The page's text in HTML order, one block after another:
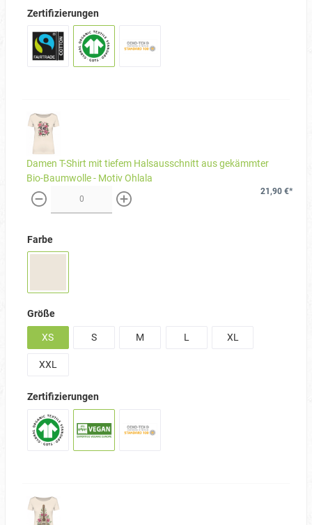
Zertifizierungen
Damen T-Shirt mit tiefem Halsausschnitt aus gekämmter
Bio-Baumwolle - Motiv Ohlala
weniger mehr
21,90 €*
Farbe
Größe
XS
S M L XL
XXL
Zertifizierungen